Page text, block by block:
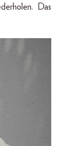
Das